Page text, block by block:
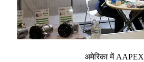
अमेरिका में AAPEX